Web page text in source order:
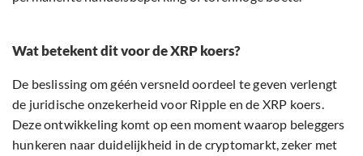
Wat betekent dit voor de XRP koers?
De beslissing om géén versneld oordeel te geven verlengt
de juridische onzekerheid voor Ripple en de XRP koers.
Deze ontwikkeling komt op een moment waarop beleggers
hunkeren naar duidelijkheid in de cryptomarkt, zeker met